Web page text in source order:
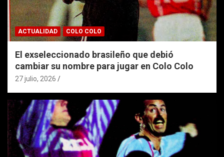
ACTUALIDAD COLO COLO
El exseleccionado brasileño que debió
cambiar su nombre para jugar en Colo Colo
27 julio, 2026